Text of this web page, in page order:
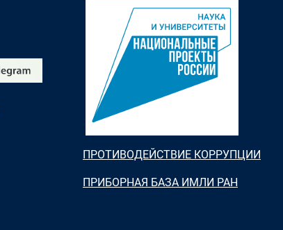
ПРОТИВОДЕЙСТВИЕ КОРРУПЦИИ
ПРИБОРНАЯ БАЗА ИМЛИ РАН